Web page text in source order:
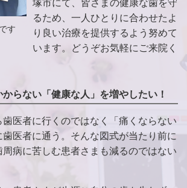
す
塚市にて、皆さまの健康な歯を守
るため、一人ひとりに合わせたよ
り良い治療を提供するよう努めて
います。どうぞお気軽にご来院く
らない「健康な人」を増やしたい！
歯医者に行くのではなく「痛くならない
歯医者に通う。そんな図式が当たり前に
病に苦しむ患者さまも減るのではない